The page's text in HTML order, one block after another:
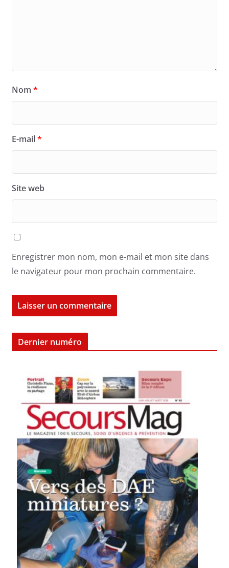
Nom *
E-mail*
Site web
Enregistrer mon nom, mon e-mail et mon site dans
le navigateur pour mon prochain commentaire.
Dernier numéro